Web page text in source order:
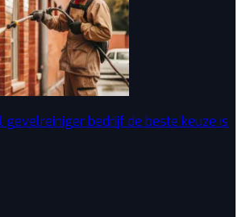
bedrijf de beste keuze is